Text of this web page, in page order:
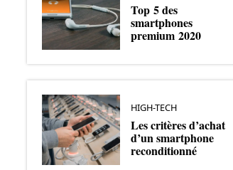
Top 5 des
smartphones
premium 2020
HIGH-TECH
Les critères d’achat
d’un smartphone
reconditionné